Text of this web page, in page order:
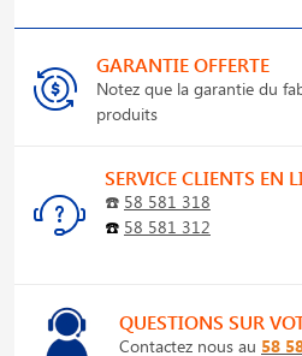
GARANTIE OFFERTE
Notez que la garantie du
produits
SERVICE CLIENTS EN
☎️ 58 581 318
☎️ 58 581 312
QUESTIONS SUR
Contactez nous au 58